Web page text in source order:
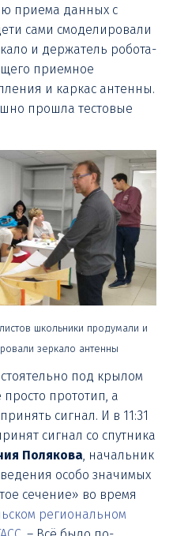
приема данных с
сами смоделировали
и держатель робота-
приемное
и каркас антенны.
прошла тестовые
школьники продумали и
зеркало антенны
под крылом
прототип, а
сигнал. И в 11:31
сигнал со спутника
Полякова, начальник
особо значимых
сечение» во время
региональном